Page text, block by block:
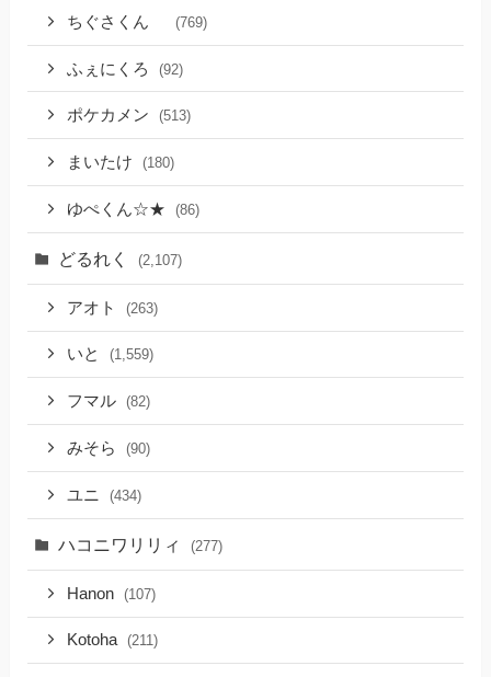
ちぐさくん (769)
ふぇにくろ (92)
ポケカメン (513)
まいたけ (180)
ゆぺくん☆★ (86)
どるれく (2,107)
アオト (263)
いと (1,559)
フマル (82)
みそら (90)
ユニ (434)
ハコニワリリィ (277)
Hanon (107)
Kotoha (211)